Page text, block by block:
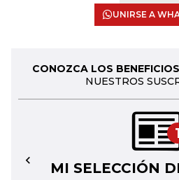
UNIRSE A
CONOZCA LOS
NUESTROS
MI SELECCIÓN
←